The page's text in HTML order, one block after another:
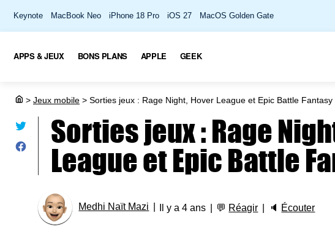
Keynote MacBook Neo iPhone 18 Pro iOS 27 MacOS Golden Gate
APPS & JEUX BONS PLANS APPLE GEEK
> Jeux mobile > Sorties jeux : Rage Night, Hover League et Epic Battle Fantasy
Sorties jeux : Rage
League et Epic Battle
Medhi Naït Mazi Il y a 4 ans 💬 Réagir 🔈 Écouter